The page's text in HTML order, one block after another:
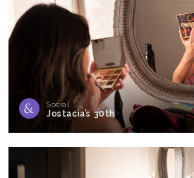
Social
Jostacia’s 30th